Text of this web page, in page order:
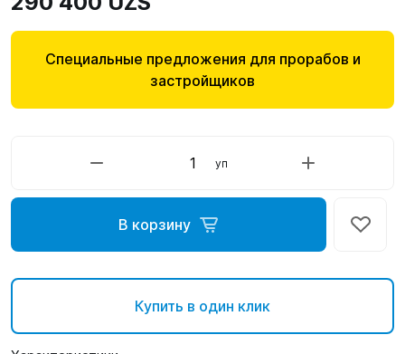
Специальные предложения для прорабов и
застройщиков
уп
В корзину
Купить в один клик